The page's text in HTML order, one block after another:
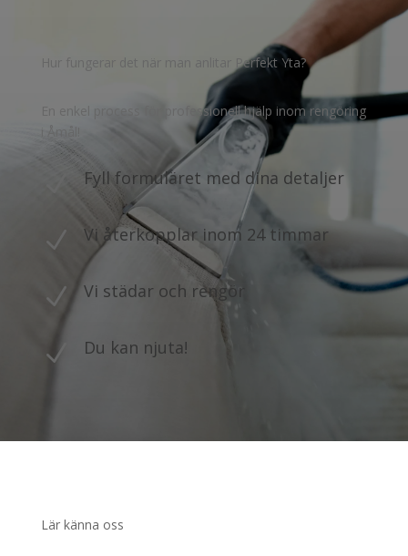
Hur fungerar det när man anlitar Perfekt Yta?
En enkel process för professionell hjälp inom rengöring
Fyll formuläret med dina detaljer
N Vi återkopplar inom 24 timmar
N Vi städar och rengör
N Du kan njuta!
Lär känna oss